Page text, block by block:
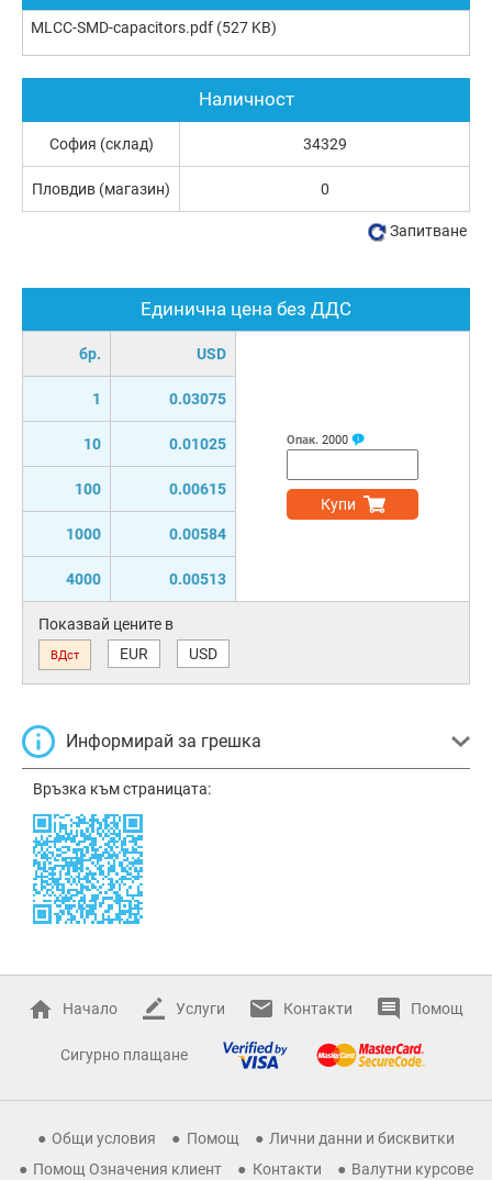
MLCC-SMD-capacitors.pdf (527 KB)
Единична цена без ДДС
бр. USD
1 0.03075
10 0.01025
100 0.00615
1000 0.00584
4000 0.00513
Опак. 2000
Купи
Показвай цените в
ВДст EUR USD
Информирай за грешка
Връзка към страницата:
Наличност
София (склад) 34329
Пловдив (магазин) 0
Запитване
Начало Услуги Контакти Помощ
Сигурно плащане
Общи условия Помощ
Лични данни и бисквитки
Помощ Означения клиент
Контакти Валутни курсове